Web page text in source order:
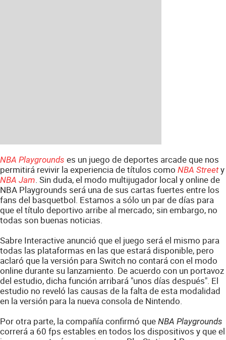
NBA Playgrounds es un juego de deportes arcade que nos
permitirá revivir la experiencia de títulos como NBA Streety
NBA Jam. Sin duda, el modo multijugador local y online de
NBA Playgrounds será una de sus cartas fuertes entre los
fans del basquetbol. Estamos a sólo un par de días para
que el título deportivo arribe al mercado; sin embargo, no
todas son buenas noticias.
Sabre Interactive anunció que el juego será el mismo para
todas las plataformas en las que estará disponible, pero
aclaró que la versión para Switch no contará con el modo
online durante su lanzamiento. De acuerdo con un portavoz
del estudio, dicha función arribará "unos días después". El
estudio no reveló las causas de la falta de esta modalidad
en la versión para la nueva consola de Nintendo.
Por otra parte, la compañía confirmó que NBA Playgrounds
correrá a 60 fps estables en todos los dispositivos y que el